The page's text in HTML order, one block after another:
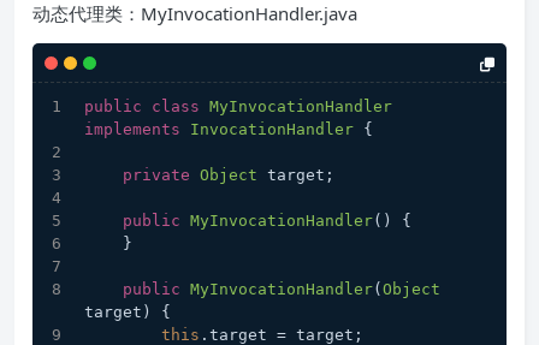
动态代理类：MyInvocationHandler.java
public class MyInvocationHandler
implements
InvocationHandler {
private Object target;
public MyInvocationHandler() {
    }
public MyInvocationHandler( Object
target) {
this . target = target;